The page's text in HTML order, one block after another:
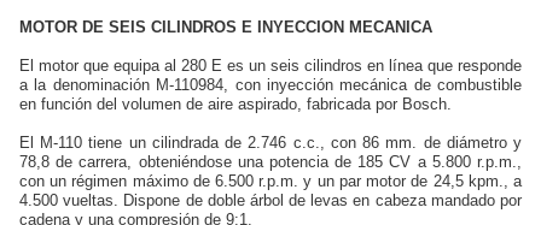
MOTOR DE SEIS CILINDROS E INYECCION MECANICA
El motor que equipa al 280 E es un seis cilindros en línea que responde
a la denominación M-110984, con inyección mecánica de combustible
en función del volumen de aire aspirado, fabricada por Bosch.
El M-110 tiene un cilindrada de 2.746 c.c., con 86 mm. de diámetro y
78,8 de carrera, obteniéndose una potencia de 185 CV a 5.800 r.p.m.,
con un régimen máximo de 6.500 r.p.m. y un par motor de 24,5 kpm., a
4.500 vueltas. Dispone de doble árbol de levas en cabeza mandado por
cadena y una compresión de 9:1.